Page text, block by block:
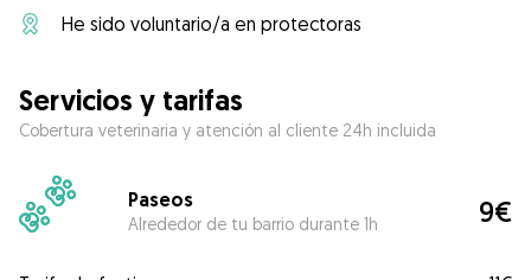
He sido voluntario/a en protectoras
Servicios y tarifas
Cobertura veterinaria y atención al cliente 24h incluida
Paseos
Alrededor de tu barrio durante 1h 9€